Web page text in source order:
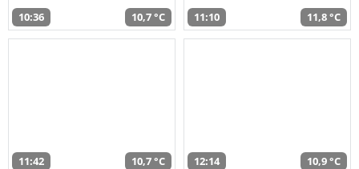
10:36 10,7 °C 11:10 11,8 °C
11:42 10,7 °C 12:14 10,9 °C